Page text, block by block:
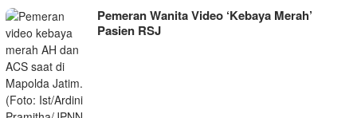
Pemeran Wanita Video ‘Kebaya Merah’
Pasien RSJ